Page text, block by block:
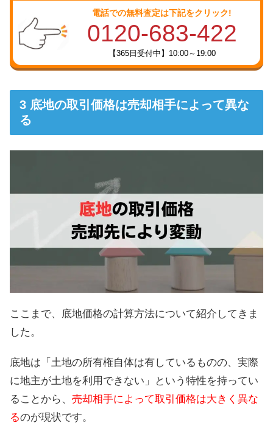
電話での無料査定は下記をクリック!
0120-683-422
【365日受付中】10:00～19:00
底地の取引価格は売却相手によって異な
る
ここまで、底地価格の計算方法について紹介してきま
した。
底地は「土地の所有権自体は有しているものの、実際
に地主が土地を利用できない」という特性を持ってい
ることから、 売却相手によって取引価格は大きく異な
るのが現状です。